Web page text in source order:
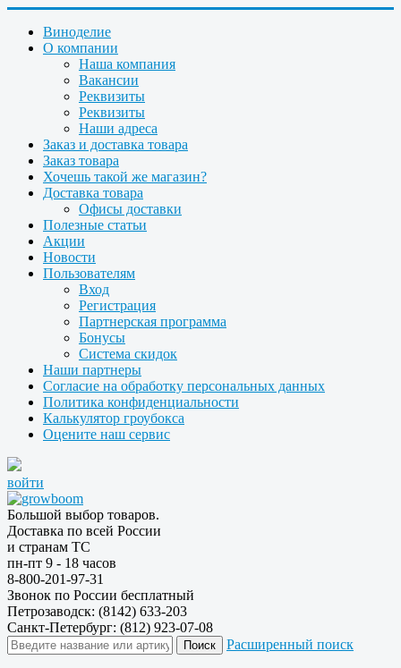
Виноделие
О компании
Наша компания
Вакансии
Реквизиты
Реквизиты
Наши адреса
Заказ и доставка товара
Заказ товара
Хочешь такой же магазин?
Доставка товара
Офисы доставки
Полезные статьи
Акции
Новости
Пользователям
Вход
Регистрация
Партнерская программа
Бонусы
Система скидок
Наши партнеры
Согласие на обработку персональных данных
Политика конфиденциальности
Калькулятор гроубокса
Оцените наш сервис
войти
Большой выбор товаров.
Доставка по всей России
и странам ТС
пн-пт 9 - 18 часов
8-800-201-97-31
Звонок по России бесплатный
Петрозаводск: (8142) 633-203
Санкт-Петербург: (812) 923-07-08
Расширенный поиск